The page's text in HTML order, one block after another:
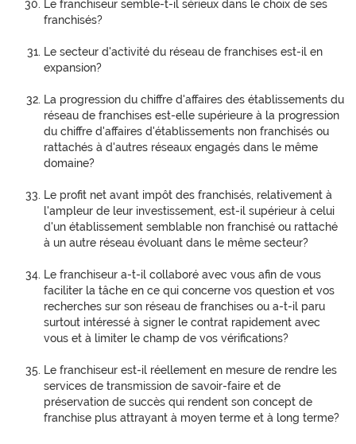
Le franchiseur semble-t-il sérieux dans le choix de ses
franchisés?
Le secteur d'activité du réseau de franchises est-il en
expansion?
La progression du chiffre d'affaires des établissements du
réseau de franchises est-elle supérieure à la progression
du chiffre d'affaires d'établissements non franchisés ou
rattachés à d'autres réseaux engagés dans le même
domaine?
Le profit net avant impôt des franchisés, relativement à
l'ampleur de leur investissement, est-il supérieur à celui
d'un établissement semblable non franchisé ou rattaché
à un autre réseau évoluant dans le même secteur?
Le franchiseur a-t-il collaboré avec vous afin de vous
faciliter la tâche en ce qui concerne vos question et vos
recherches sur son réseau de franchises ou a-t-il paru
surtout intéressé à signer le contrat rapidement avec
vous et à limiter le champ de vos vérifications?
Le franchiseur est-il réellement en mesure de rendre les
services de transmission de savoir-faire et de
préservation de succès qui rendent son concept de
franchise plus attrayant à moyen terme et à long terme?